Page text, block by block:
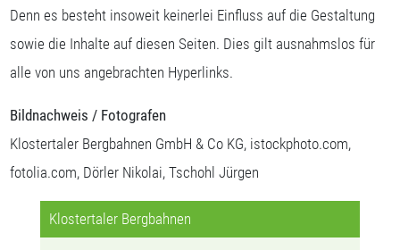
Denn es besteht insoweit keinerlei Einfluss auf die Gestaltung
sowie die Inhalte auf diesen Seiten. Dies gilt ausnahmslos für
alle von uns angebrachten Hyperlinks.
Bildnachweis / Fotografen
Klostertaler Bergbahnen GmbH & Co KG, istockphoto.com,
fotolia.com, Dörler Nikolai, Tschohl Jürgen
Klostertaler Bergbahnen